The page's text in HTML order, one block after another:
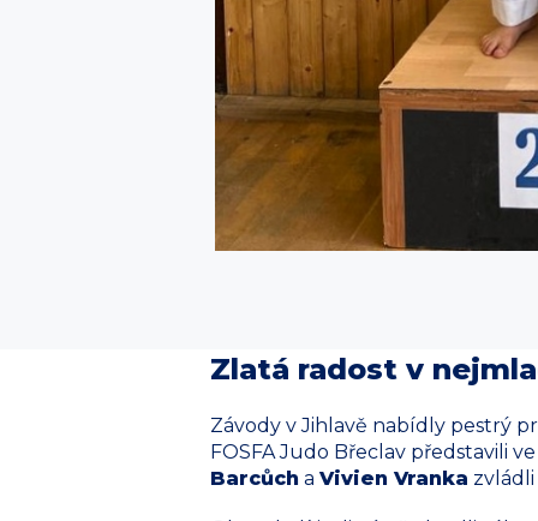
Zlatá radost v
Závody v Jihlavě nabídly pestrý
FOSFA Judo Břeclav představili
Barcůch a Vivien Vranka